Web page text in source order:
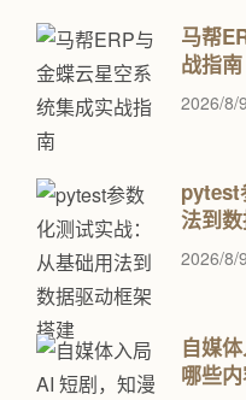
马帮
战指南
2026/8/
pytest
法到
2026/8/
自媒
哪些